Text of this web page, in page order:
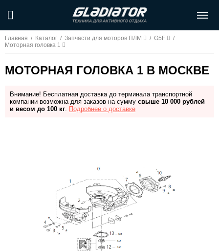
Главная / Каталог / Запчасти для моторов ПЛМ / G5F
/
Моторная головка 1
МОТОРНАЯ ГОЛОВКА 1 В МОСКВЕ
Внимание! Бесплатная доставка до терминала транспортной
компании возможна для заказов на сумму свыше 10 000 рублей
и весом до 100 кг. Подробнее о доставке